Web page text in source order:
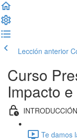
Lección anterior
Curso
Impacto
Te damos